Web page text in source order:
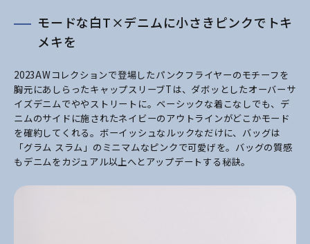
モードな白T×デニムに小さきピンクでトキ
メキを
2023AWコレクションで登場したパンクフライヤーのモチーフを
胸元にあしらったキャップスリーブTは、ダボッとしたオーバーサ
イズデニムでややストリートに。ベーシックな着こなしでも、デ
ニムのサイドに施されたネイビーのアウトラインがどこかモード
を確約してくれる。ボーイッシュなルックなだけに、バッグは
「グラム スラム」のミニマムなピンクで可愛げを。バッグの質感
もデニムをカジュアル以上へとアップデートする秘訣。